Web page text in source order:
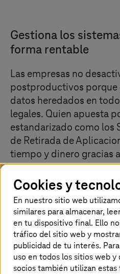
Gestiona los
forma rentable
Las empresas no
postproductivos porque
datos heredados en
legales. Quien apuesta
estandarizado como los
de Retirada de
tiempo y dinero gracias
y la historización de
acceso a todos los
reduce la cantidad de
ya que elimina los
redundantes.
Historización:
Cookies y
En nuestro sitio web
similares para almacenar,
en tu dispositivo final. Ello
tráfico del sitio web y
publicidad de tu interés.
uso en todos los sitios web
socios también utilizan estas